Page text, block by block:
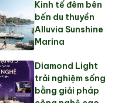
Kinh tế đêm bên
bến du thuyền
Alluvia Sunshine
Marina
Diamond Light
trải nghiệm sống
bằng giải pháp